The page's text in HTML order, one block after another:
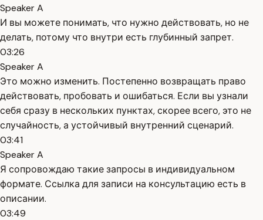
Speaker A
И вы можете понимать, что нужно действовать, но не
делать, потому что внутри есть глубинный запрет.
03:26
Speaker A
Это можно изменить. Постепенно возвращать право
действовать, пробовать и ошибаться. Если вы узнали
себя сразу в нескольких пунктах, скорее всего, это не
случайность, а устойчивый внутренний сценарий.
03:41
Speaker A
Я сопровождаю такие запросы в индивидуальном
формате. Ссылка для записи на консультацию есть в
описании.
03:49